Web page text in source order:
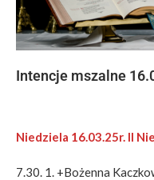
Intencje mszalne
Niedziela 16.03.25r. II
7.30. 1. +Bożenna